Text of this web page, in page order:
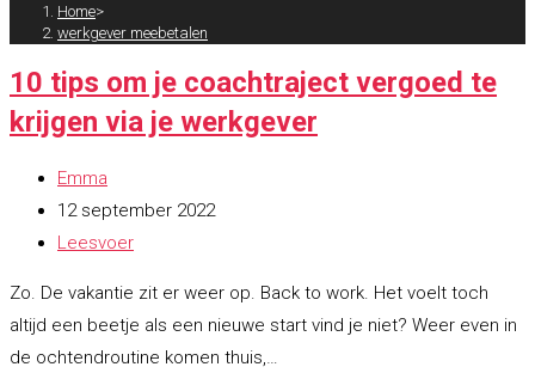
Home>
werkgever meebetalen
10 tips om je coachtraject vergoed te
krijgen via je werkgever
Bericht
auteur:
Emma
Bericht
gepubliceerd
12 september 2022
Berichtcategorie:
Leesvoer
Zo. De vakantie zit er weer op. Back to work. Het voelt toch
altijd een beetje als een nieuwe start vind je niet? Weer even in
de ochtendroutine komen thuis,…